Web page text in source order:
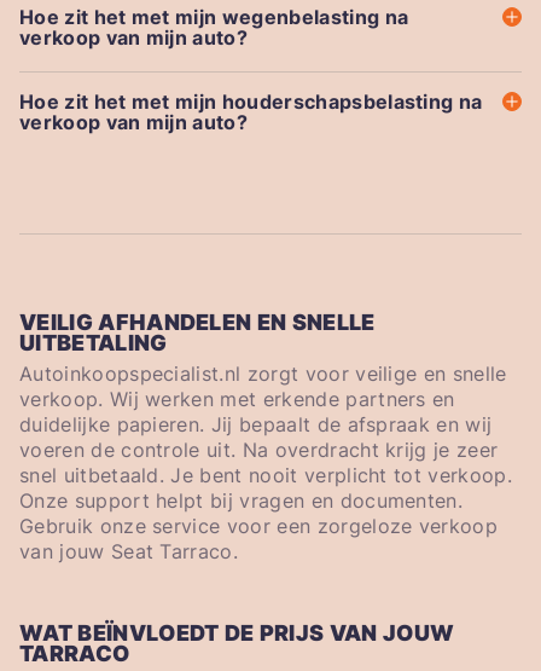
Hoe zit het met mijn wegenbelasting na
verkoop van mijn auto?
Hoe zit het met mijn houderschapsbelasting na
verkoop van mijn auto?
VEILIG AFHANDELEN EN SNELLE
UITBETALING
Autoinkoopspecialist.nl zorgt voor veilige en snelle
verkoop. Wij werken met erkende partners en
duidelijke papieren. Jij bepaalt de afspraak en wij
voeren de controle uit. Na overdracht krijg je zeer
snel uitbetaald. Je bent nooit verplicht tot verkoop.
Onze support helpt bij vragen en documenten.
Gebruik onze service voor een zorgeloze verkoop
van jouw Seat Tarraco.
WAT BEÏNVLOEDT DE PRIJS VAN JOUW
TARRACO